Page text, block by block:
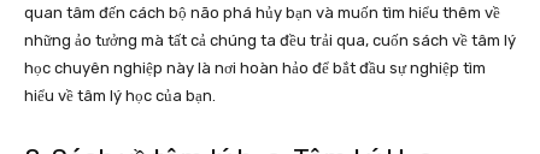
quan tâm đến cách bộ não phá hủy bạn và muốn tìm hiểu thêm về
những ảo tưởng mà tất cả chúng ta đều trải qua, cuốn sách về tâm lý
học chuyên nghiệp này là nơi hoàn hảo để bắt đầu sự nghiệp tìm
hiểu về tâm lý học của bạn.